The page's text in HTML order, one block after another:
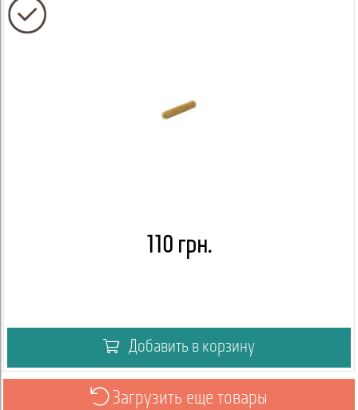
110 грн.
Добавить в корзину
Загрузить еще товары